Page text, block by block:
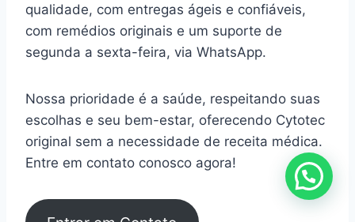
qualidade, com entregas ágeis e confiáveis,
com remédios originais e um suporte de
segunda a sexta-feira, via WhatsApp.
Nossa prioridade é a saúde, respeitando suas
escolhas e seu bem-estar, oferecendo Cytotec
original sem a necessidade de receita médica.
Entre em contato conosco agora!